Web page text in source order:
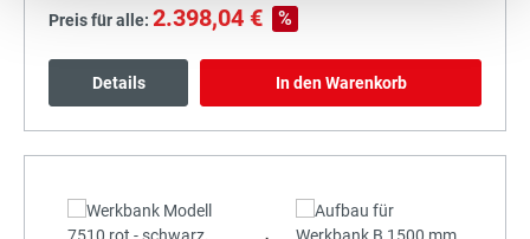
Preis für alle: 2.398,04 € %
Details In den Warenkorb